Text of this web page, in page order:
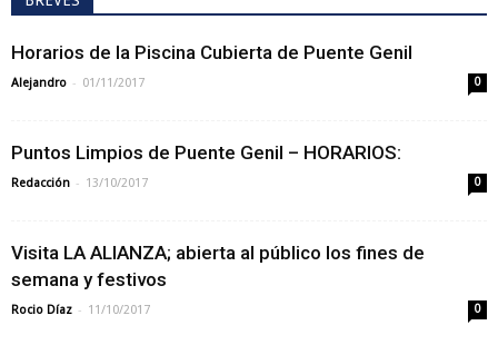
Horarios de la Piscina Cubierta de Puente Genil
Alejandro - 01/11/2017 0
Puntos Limpios de Puente Genil – HORARIOS:
Redacción - 13/10/2017 0
Visita LA ALIANZA; abierta al público los fines de
semana y festivos
Rocio Díaz - 11/10/2017 0